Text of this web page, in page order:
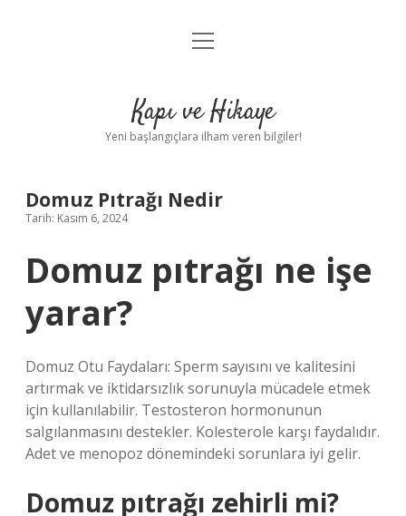
Anasayfa
Yasal Uyarı
menüyü
Kapı ve Hikaye
Yeni başlangıçlara ilham veren bilgiler!
Domuz Pıtrağı Nedir
Tarih: Kasım 6, 2024
Domuz pıtrağı ne işe
yarar?
Domuz Otu Faydaları: Sperm sayısını ve kalitesini
artırmak ve iktidarsızlık sorunuyla mücadele etmek
için kullanılabilir. Testosteron hormonunun
salgılanmasını destekler. Kolesterole karşı faydalıdır.
Adet ve menopoz dönemindeki sorunlara iyi gelir.
Domuz pıtrağı zehirli mi?